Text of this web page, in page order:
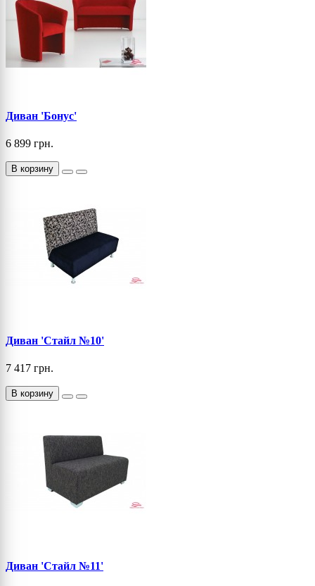
Диван 'Бонус'
6 899 грн.
В корзину
Диван 'Стайл №10'
7 417 грн.
В корзину
Диван 'Стайл №11'